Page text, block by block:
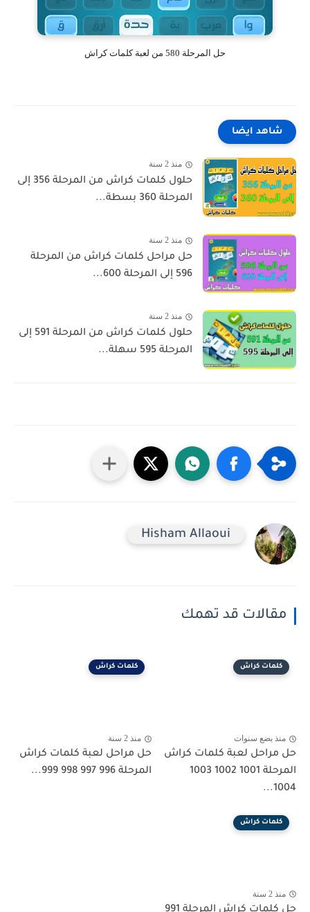
حل المرحلة 580 من لعبة كلمات كراش
شاهد ايضا
منذ 2 سنة
حلول كلمات كراش من المرحلة 356 إلى
المرحلة 360 بسطة...
منذ 2 سنة
حل مراحل كلمات كراش من المرحلة
596 إلى المرحلة 600...
منذ 2 سنة
حلول كلمات كراش من المرحلة 591 إلى
المرحلة 595 سهلة...
Hisham Allaoui
مقالات قد تهمك
كلمات كراش
منذ بضع سنوات
حل مراحل لعبة كلمات كراش
المرحلة 1001 1002 1003
1004...
كلمات كراش
منذ 2 سنة
حل مراحل لعبة كلمات كراش
المرحلة 996 997 998 999...
كلمات كراش
منذ 2 سنة